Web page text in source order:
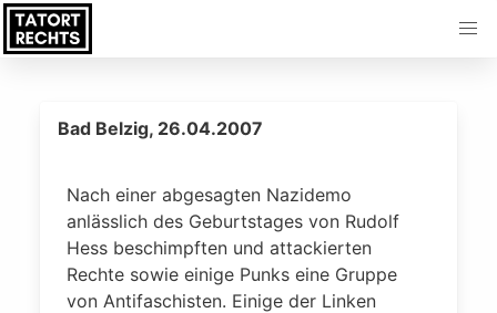
Bad Belzig, 26.04.2007
Nach einer abgesagten Nazidemo
anlässlich des Geburtstages von Rudolf
Hess beschimpften und attackierten
Rechte sowie einige Punks eine Gruppe
von Antifaschisten. Einige der Linken